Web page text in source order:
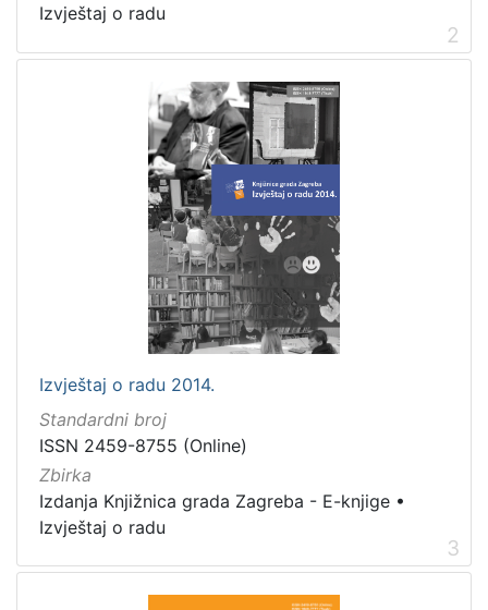
Izvještaj o radu
2
Izvještaj o radu 2014.
Standardni broj
ISSN 2459-8755 (Online)
Zbirka
Izdanja Knjižnica grada Zagreba - E-knjige •
Izvještaj o radu
3